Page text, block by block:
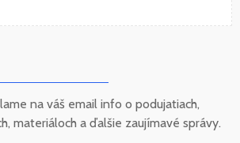
na váš email info o podujatiach,
materiáloch a ďalšie zaujímavé správy.